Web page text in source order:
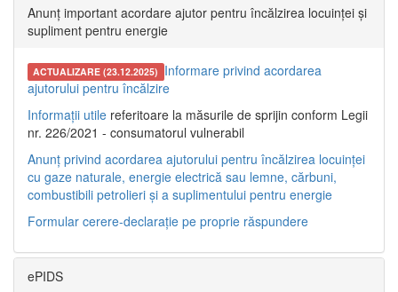
Anunț important acordare ajutor pentru încălzirea locuinței și
supliment pentru energie
ACTUALIZARE (23.12.2025) Informare privind acordarea
ajutorului pentru încălzire
Informații utile referitoare la măsurile de sprijin conform Legii
nr. 226/2021 - consumatorul vulnerabil
Anunț privind acordarea ajutorului pentru încălzirea locuinței
cu gaze naturale, energie electrică sau lemne, cărbuni,
combustibili petrolieri și a suplimentului pentru energie
Formular cerere-declarație pe proprie răspundere
ePIDS